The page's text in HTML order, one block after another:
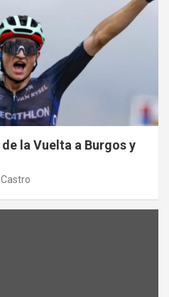
la Vuelta a Burgos y